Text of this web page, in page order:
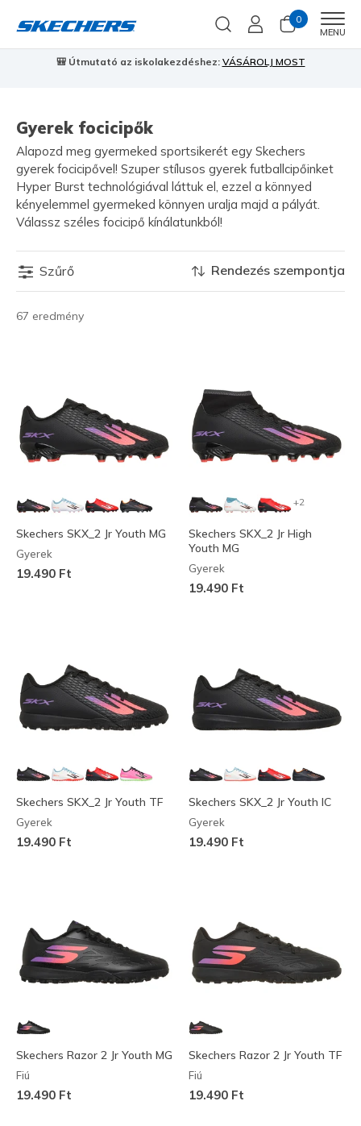
0
MENU
🎒 Útmutató az iskolakezdéshez: VÁSÁROLJ MOST
Gyerek focicipők
Alapozd meg gyermeked sportsikerét egy Skechers
gyerek focicipővel! Szuper stílusos gyerek futballcipőinket
Hyper Burst technológiával láttuk el, ezzel a könnyed
kényelemmel gyermeked könnyen uralja majd a pályát.
Válassz széles focicipő kínálatunkból!
Szűrő
67 eredmény
Rendezés szempontja
Skechers SKX_2 Jr Youth MG
Gyerek
19.490 Ft
+2
Skechers SKX_2 Jr High
Youth MG
Gyerek
19.490 Ft
Skechers SKX_2 Jr Youth TF
Gyerek
19.490 Ft
Skechers SKX_2 Jr Youth IC
Gyerek
19.490 Ft
Skechers Razor 2 Jr Youth MG
Fiú
19.490 Ft
Skechers Razor 2 Jr Youth TF
Fiú
19.490 Ft